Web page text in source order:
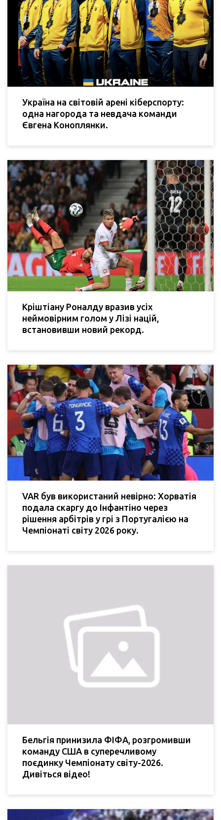
Україна на світовій арені кіберспорту:
одна нагорода та невдача команди
Євгена Коноплянки.
Кріштіану Роналду вразив усіх
неймовірним голом у Лізі націй,
встановивши новий рекорд.
VAR був використаний невірно: Хорватія
подала скаргу до Інфантіно через
рішення арбітрів у грі з Португалією на
Чемпіонаті світу 2026 року.
Бельгія принизила ФІФА, розгромивши
команду США в суперечливому
поєдинку Чемпіонату світу-2026.
Дивіться відео!